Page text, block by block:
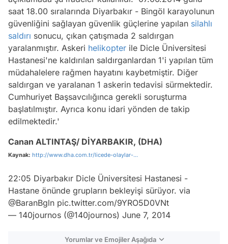
saat 18.00 sıralarında Diyarbakır - Bingöl karayolunun
güvenliğini sağlayan güvenlik güçlerine yapılan silahlı
saldırı sonucu, çıkan çatışmada 2 saldırgan
yaralanmıştır. Askeri helikopter ile Dicle Üniversitesi
Hastanesi'ne kaldırılan saldırganlardan 1'i yapılan tüm
müdahalelere rağmen hayatını kaybetmiştir. Diğer
saldırgan ve yaralanan 1 askerin tedavisi sürmektedir.
Cumhuriyet Başsavcılığınca gerekli soruşturma
başlatılmıştır. Ayrıca konu idari yönden de takip
edilmektedir.'
Canan ALTINTAŞ/ DİYARBAKIR, (DHA)
Kaynak: http://www.dha.com.tr/licede-olaylar-...
22:05 Diyarbakır Dicle Üniversitesi Hastanesi -
Hastane önünde grupların bekleyişi sürüyor. via
@BaranBgln pic.twitter.com/9YRO5D0VNt
— 140journos (@140journos) June 7, 2014
Yorumlar ve Emojiler Aşağıda